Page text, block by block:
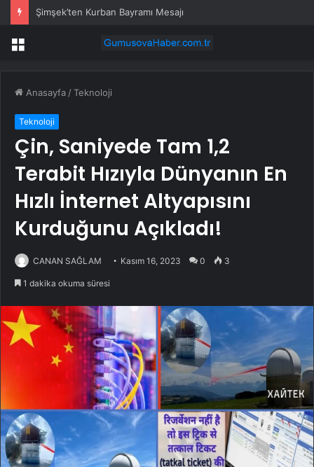
Şimşek’ten Kurban Bayramı Mesajı
Menü
Anasayfa /Teknoloji
Teknoloji
Çin, Saniyede Tam 1,2
Terabit Hızıyla Dünyanın En
Hızlı İnternet Altyapısını
Kurduğunu Açıkladı!
CANAN SAĞLAM Kasım 16, 2023 0 3
1 dakika okuma süresi